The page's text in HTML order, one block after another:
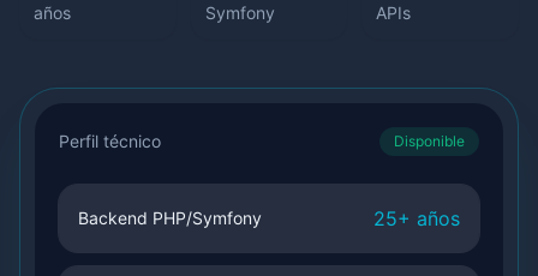
años Symfony APIs
Perfil técnico Disponible
Backend PHP/Symfony 25+ años